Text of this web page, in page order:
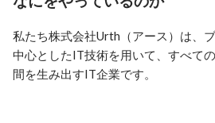
私たち株式会社Urth（アース）は、
中心としたIT技術を用いて、すべて
間を生み出すIT企業です。